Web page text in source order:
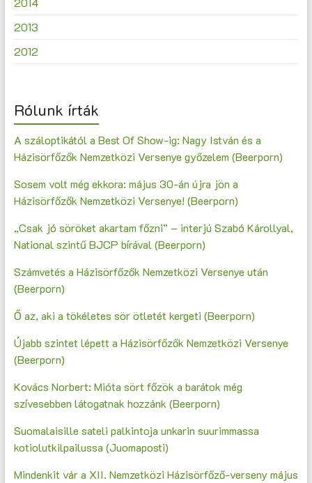
2013
2012
Rólunk írták
A száloptikától a Best Of Show-ig: Nagy István és a
Házisörfőzők Nemzetközi Versenye győzelem (Beerporn)
Sosem volt még ekkora: május 30-án újra jön a
Házisörfőzők Nemzetközi Versenye! (Beerporn)
„Csak jó söröket akartam főzni” – interjú Szabó Károllyal,
National szintű BJCP bírával (Beerporn)
Számvetés a Házisörfőzők Nemzetközi Versenye után
(Beerporn)
Ő az, aki a tökéletes sör ötletét kergeti (Beerporn)
Újabb szintet lépett a Házisörfőzők Nemzetközi Versenye
(Beerporn)
Kovács Norbert: Mióta sört főzök a barátok még
szívesebben látogatnak hozzánk (Beerporn)
Suomalaisille sateli palkintoja unkarin suurimmassa
kotiolutkilpailussa (Juomaposti)
Mindenkit vár a XII. Nemzetközi Házisörfőző-verseny május